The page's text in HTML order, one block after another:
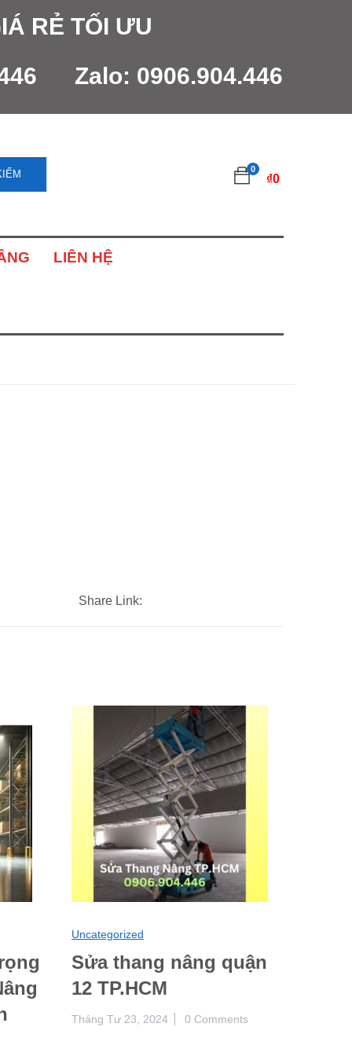
RẺ TỐI ƯU
Zalo: 0906.904.446
0
₫0
LIÊN HỆ
Share Link:
Uncategorized
Sửa thang nâng quận
12 TP.HCM
Tháng Tư 23, 2024 0 Comments